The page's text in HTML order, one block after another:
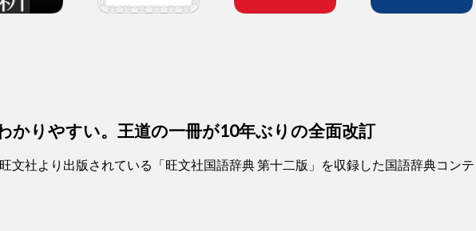
かりやすい。王道の一冊が10年ぶりの全面改訂
文社より出版されている「旺文社国語辞典 第十二版」を収録した国語辞典コン